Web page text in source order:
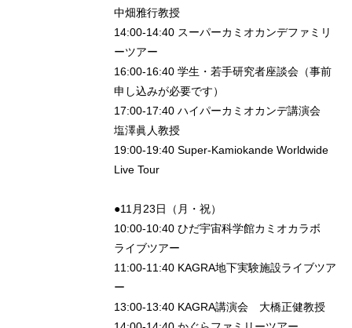
中畑雅行教授
14:00-14:40 スーパーカミオカンデファミリ
ーツアー
16:00-16:40 学生・若手研究者座談会（事前
申し込みが必要です）
17:00-17:40 ハイパーカミオカンデ講演会
塩澤眞人教授
19:00-19:40 Super-Kamiokande Worldwide
Live Tour
●11月23日（月・祝）
10:00-10:40 ひだ宇宙科学館カミオカラボ
ライブツアー
11:00-11:40 KAGRA地下実験施設ライブツア
ー
13:00-13:40 KAGRA講演会 大橋正健教授